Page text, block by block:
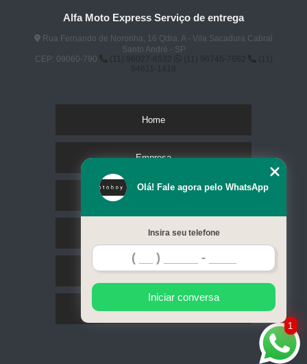
Alfa Moto Express Serviço de entrega
Rua Fernando de Noronha, 16 Qdra. A - Vila Sacadura Cabral
Santo André - SP
CEP: 09060-790
(11) 96027-6532 (11) 96745-7662
(11)
94611-1418
Home
Empresa
Serviços
Contato
Mapa do site
1
Olá! Fale agora pelo WhatsApp
Insira seu telefone
Iniciar conversa